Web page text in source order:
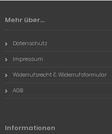
Mehr über...
Datenschutz
Impressum
Widerrufsrecht & Widerrufsformular
AGB
Informationen